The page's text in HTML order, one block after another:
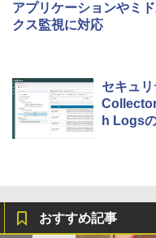
アプリケーションやミ
クス監視に対応
セキュ
h Logs
おすすめ記事